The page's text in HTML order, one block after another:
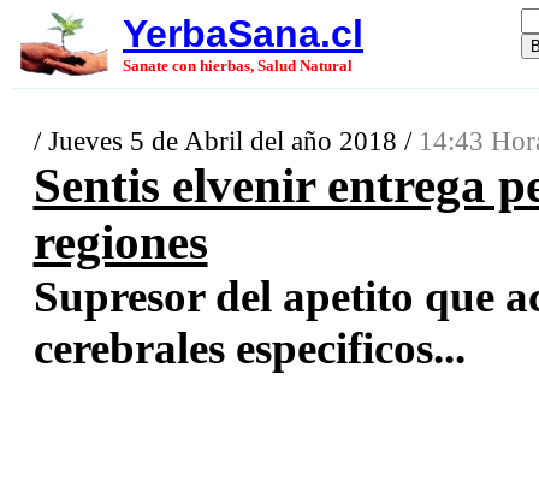
YerbaSana.cl
Sanate con hierbas, Salud Natural
/ Jueves 5 de Abril del año 2018 / 14:43
Sentis elvenir entrega
regiones
Supresor del apetito que
cerebrales especificos...